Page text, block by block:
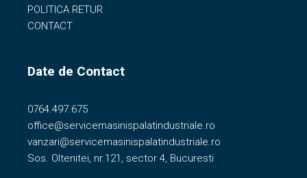
POLITICA RETUR
CONTACT
Date de Contact
0764.497.675
office@servicemasinispalatindustriale.ro
vanzari@servicemasinispalatindustriale.ro
Sos. Oltenitei, nr.121, sector 4, Bucuresti